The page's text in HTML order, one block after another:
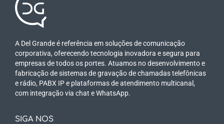
A Del Grande é referência em soluções de comunicação
corporativa, oferecendo tecnologia inovadora e segura para
empresas de todos os portes. Atuamos no desenvolvimento e
fabricação de sistemas de gravação de chamadas telefônicas
e rádio, PABX IP e plataformas de atendimento multicanal,
com integração via chat e WhatsApp.
SIGA NOS